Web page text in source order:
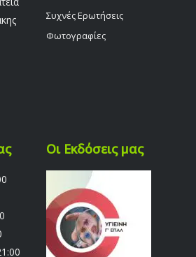
Συχνές Ερωτήσεις
Φωτογραφίες
Οι Εκδόσεις μας